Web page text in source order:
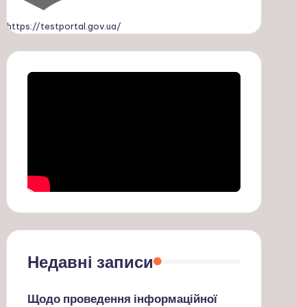
https://testportal.gov.ua/
Недавні записи
Щодо проведення інформаційної